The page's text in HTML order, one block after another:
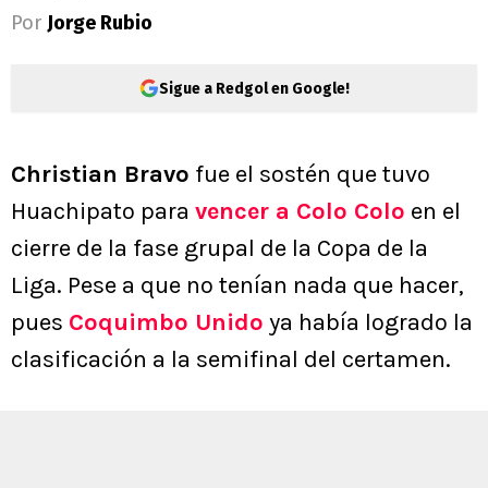
Por Jorge Rubio
Sigue a Redgol en Google!
Christian Bravo fue el sostén que tuvo
Huachipato para vencer a Colo Colo en el
cierre de la fase grupal de la Copa de la
Liga. Pese a que no tenían nada que hacer,
pues Coquimbo Unido ya había logrado la
clasificación a la semifinal del certamen.